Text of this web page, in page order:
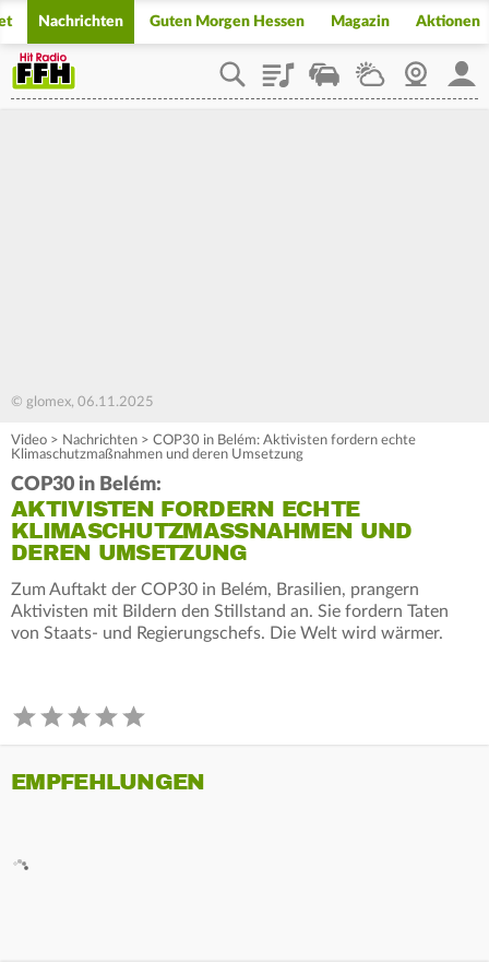
Nachrichten Guten Morgen Hessen Magazin Aktionen
PlaylistStaupilotWetterWebcam
© glomex, 06.11.2025
Video > Nachrichten > COP30 in Belém: Aktivisten fordern echte
Klimaschutzmaßnahmen und deren Umsetzung
COP30 in Belém:
AKTIVISTEN FORDERN ECHTE
KLIMASCHUTZMASSNAHMEN UND D
EREN UMSETZUNG
Zum Auftakt der COP30 in Belém, Brasilien, prangern
Aktivisten mit Bildern den Stillstand an. Sie fordern Taten
von Staats- und Regierungschefs. Die Welt wird wärmer.
EMPFEHLUNGEN